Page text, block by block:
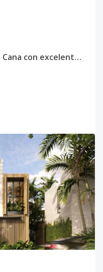
Villas individuales en Punta Cana con excelente ubicación